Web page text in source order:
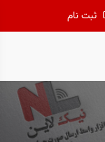
ثبت نام